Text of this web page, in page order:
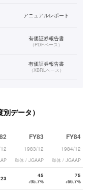
アニュアルレポート
有価証券報告書
（PDFベース）
有価証券報告書
（XBRLベース）
プ
プ 有価証券報告書
（XBRLベース ）
データ）
FY83
1983/12
単体 / JGAAP
FY84
1984/12
単体 / JGAAP
23 45
+95.7%
75
+66.7%